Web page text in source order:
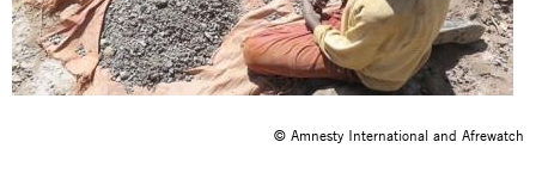
© Amnesty International and Afrewatch